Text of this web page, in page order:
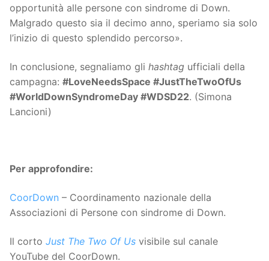
opportunità alle persone con sindrome di Down.
Malgrado questo sia il decimo anno, speriamo sia solo
l’inizio di questo splendido percorso».
In conclusione, segnaliamo gli hashtag ufficiali della
campagna: #LoveNeedsSpace #JustTheTwoOfUs
#WorldDownSyndromeDay #WDSD22. (Simona
Lancioni)
Per approfondire:
CoorDown – Coordinamento nazionale della
Associazioni di Persone con sindrome di Down.
Il corto Just The Two Of Us visibile sul canale
YouTube del CoorDown.